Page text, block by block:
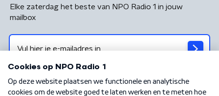
Elke zaterdag het beste van NPO Radio 1 in jouw
mailbox